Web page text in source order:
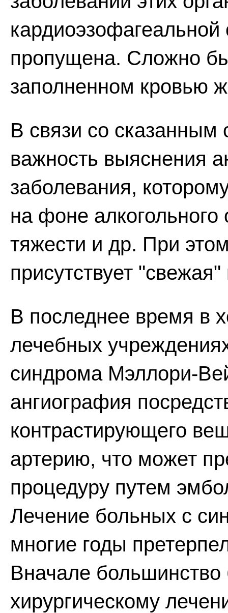
пропущена. Сложно
заполненном кровью
В связи со сказанным
важность выяснения
заболевания,
на фоне
тяжести и др. При
присутствует "свежая"
В последнее время в
лечебных
синдрома Мэллори-
ангиография
контрастирующего
артерию, что может
процедуру путем
Лечение больных с
многие годы
Вначале большинство
хирургическому